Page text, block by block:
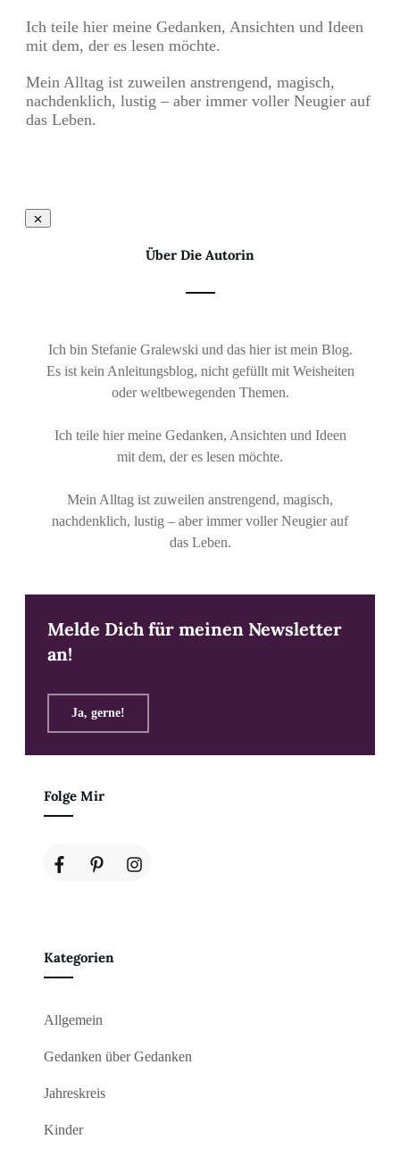
Ich teile hier meine Gedanken, Ansichten und Ideen
mit dem, der es lesen möchte.
Mein Alltag ist zuweilen anstrengend, magisch,
nachdenklich, lustig – aber immer voller Neugier auf
das Leben.
Über Die Autorin
Ich bin Stefanie Gralewski und das hier ist mein Blog.
Es ist kein Anleitungsblog, nicht gefüllt mit Weisheiten
oder weltbewegenden Themen.
Ich teile hier meine Gedanken, Ansichten und Ideen
mit dem, der es lesen möchte.
Mein Alltag ist zuweilen anstrengend, magisch,
nachdenklich, lustig – aber immer voller Neugier auf
das Leben.
Melde Dich für meinen Newsletter
an!
Ja, gerne!
Folge Mir
Kategorien
Allgemein
Gedanken über Gedanken
Jahreskreis
Kinder